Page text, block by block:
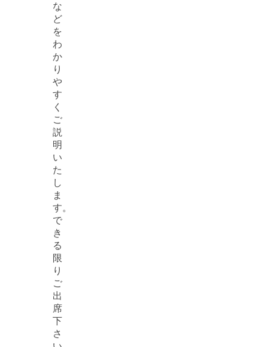
な
ど
を
わ
か
り
や
す
く
ご
説
明
い
た
し
ま
す。
で
き
る
限
り
ご
出
席
下
さ